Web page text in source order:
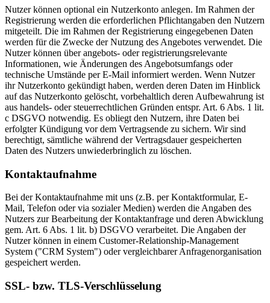
Nutzer können optional ein Nutzerkonto anlegen. Im Rahmen der
Registrierung werden die erforderlichen Pflichtangaben den Nutzern
mitgeteilt. Die im Rahmen der Registrierung eingegebenen Daten
werden für die Zwecke der Nutzung des Angebotes verwendet. Die
Nutzer können über angebots- oder registrierungsrelevante
Informationen, wie Änderungen des Angebotsumfangs oder
technische Umstände per E-Mail informiert werden. Wenn Nutzer
ihr Nutzerkonto gekündigt haben, werden deren Daten im Hinblick
auf das Nutzerkonto gelöscht, vorbehaltlich deren Aufbewahrung ist
aus handels- oder steuerrechtlichen Gründen entspr. Art. 6 Abs. 1 lit.
c DSGVO notwendig. Es obliegt den Nutzern, ihre Daten bei
erfolgter Kündigung vor dem Vertragsende zu sichern. Wir sind
berechtigt, sämtliche während der Vertragsdauer gespeicherten
Daten des Nutzers unwiederbringlich zu löschen.
Kontaktaufnahme
Bei der Kontaktaufnahme mit uns (z.B. per Kontaktformular, E-
Mail, Telefon oder via sozialer Medien) werden die Angaben des
Nutzers zur Bearbeitung der Kontaktanfrage und deren Abwicklung
gem. Art. 6 Abs. 1 lit. b) DSGVO verarbeitet. Die Angaben der
Nutzer können in einem Customer-Relationship-Management
System ("CRM System") oder vergleichbarer Anfragenorganisation
gespeichert werden.
SSL- bzw. TLS-Verschlüsselung